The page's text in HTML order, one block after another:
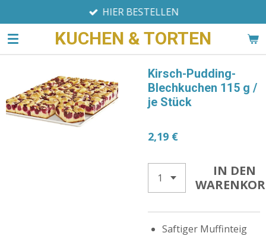
Hauptinhalt
springen
KUCHEN & TORTEN
HIER BESTELLEN
Kirsch-Pudding-
Blechkuchen 115 g /
je Stück
2,19 €
IN DEN
Saftiger Muffinteig